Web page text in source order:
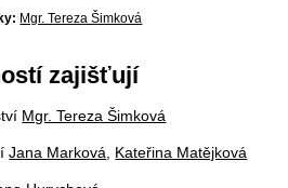
Mgr. Tereza Šimková
zajišťují
Mgr. Tereza Šimková
Jana Marková Kateřina Matějková